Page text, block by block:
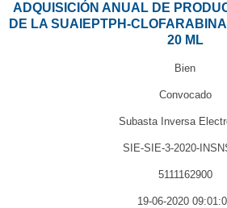
ADQUISICIÓN ANUAL DE
DE LA SUAIEPTPH-
20 ML
Bien
Convocado
Subasta Inversa
SIE-SIE-3-2020-
5111162900
19-06-2020